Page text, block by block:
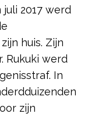
2017 werd
huis. Zijn
Rukuki werd
In
zijn